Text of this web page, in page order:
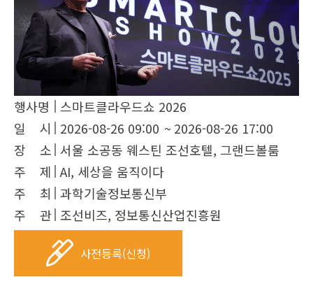
행사명
스마트클라우드쇼 2026
일 시
2026-08-26 09:00 ~ 2026-08-26 17:00
장 소 서울 소공동 웨스틴 조선호텔, 그랜드볼룸
주 제 AI, 세상을 움직이다
주 최 과학기술정보통신부
주 관 조선비즈, 정보통신산업진흥원
사전등록(신청)